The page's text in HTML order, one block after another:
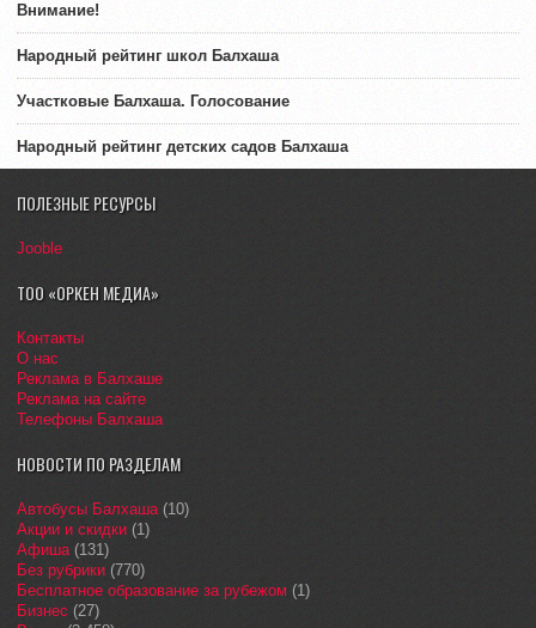
Внимание!
Народный рейтинг школ Балхаша
Участковые Балхаша. Голосование
Народный рейтинг детских садов Балхаша
ПОЛЕЗНЫЕ РЕСУРСЫ
Jooble
ТОО «ОРКЕН МЕДИА»
Контакты
О нас
Реклама в Балхаше
Реклама на сайте
Телефоны Балхаша
НОВОСТИ ПО РАЗДЕЛАМ
Автобусы Балхаша(10)
Акции и скидки (1)
Афиша(131)
Без рубрики (770)
Бесплатное образование за рубежом (1)
Бизнес (27)